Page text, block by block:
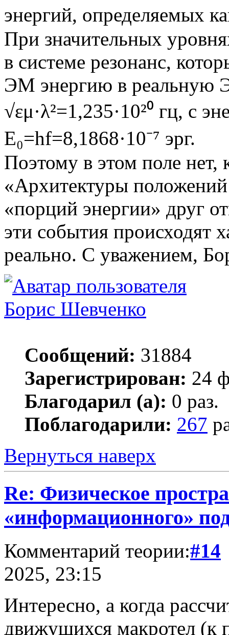
энергий, определяемых
При значительных
в системе резонанс,
ЭМ энергию в реальную
√εμ·λ²=1,235·10²⁰ гц, с
Е₀=hf=8,1868·10⁻⁷ эрг.
Поэтому в этом поле
«Архитектуры
«порций энергии» друг
эти события происходят
реально. С уважением,
Борис Шевченко
Сообщений: 31884
Зарегистрирован: 24
Благодарил (а): 0 раз.
Поблагодарили: 267
Вернуться наверх
Re: Физическое
«информационного»
Комментарий теории:#14
2025, 23:15
Интересно, а когда
движущихся макротел (к